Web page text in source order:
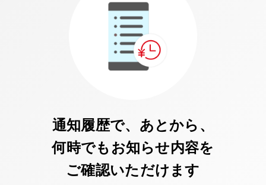
通知履歴で、あとから、
何時でも お知らせ内容を
ご確認いただけます